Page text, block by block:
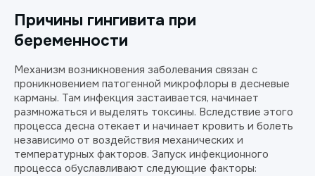
Причины гингивита при
беременности
Механизм возникновения заболевания связан с
проникновением патогенной микрофлоры в десневые
карманы. Там инфекция застаивается, начинает
размножаться и выделять токсины. Вследствие этого
процесса десна отекает и начинает кровить и болеть
независимо от воздействия механических и
температурных факторов. Запуск инфекционного
процесса обуславливают следующие факторы: